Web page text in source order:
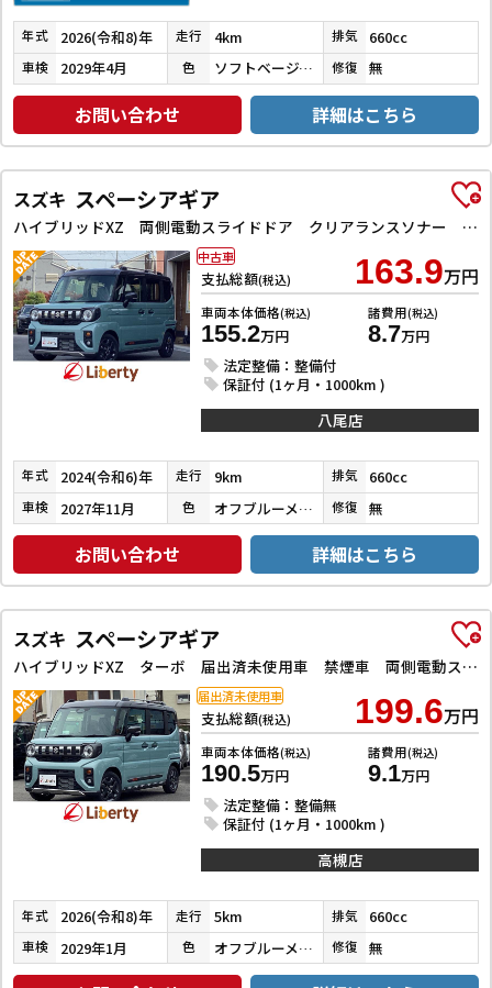
年式 2026(令和8)年 走行 4km 排気 660cc
車検 2029年4月 色 ソフトベージュＭガンメタ２ＴＲ 修復 無
お問い合わせ 詳細はこちら
スズキ スペーシアギア
ハイブリッドXZ 両側電動スライドドア クリアランスソナー オートクルーズコントロール レーンアシスト 衝突被害軽減システム LEDヘッドランプ ヘッドライトウォッシャー スマートキー アイドリングストップ
支払総額(税込) 163.9万円
車両本体価格(税込)
155.2万円
諸費用(税込)
8.7万円
法定整備：整備付
保証付 (1ヶ月・1000km )
中古車
八尾店
年式 2024(令和6)年 走行 9km 排気 660cc
車検 2027年11月 色 オフブルーメタリック／ミネラルグレー 修復 無
お問い合わせ 詳細はこちら
スズキ スペーシアギア
ハイブリッドXZ ターボ 届出済未使用車 禁煙車 両側電動スライドドア クリアランスソナー オートクルーズコントロール レーンアシスト 衝突被害軽減システム オートライト LEDヘッドランプ ヘッドライトウォッシャー
支払総額(税込) 199.6万円
車両本体価格(税込)
190.5万円
諸費用(税込)
9.1万円
法定整備：整備無
保証付 (1ヶ月・1000km )
届出済未使用車
高槻店
年式 2026(令和8)年 走行 5km 排気 660cc
車検 2029年1月 色 オフブルーメタリック／ミネラルグレーメタリック 修復 無